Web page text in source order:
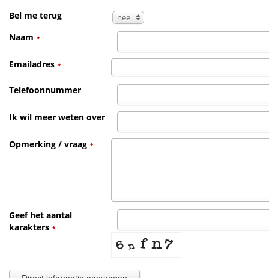
Bel me terug nee
Naam *
Emailadres *
Telefoonnummer
Ik wil meer weten over
Opmerking / vraag *
Geef het aantal
karakters *